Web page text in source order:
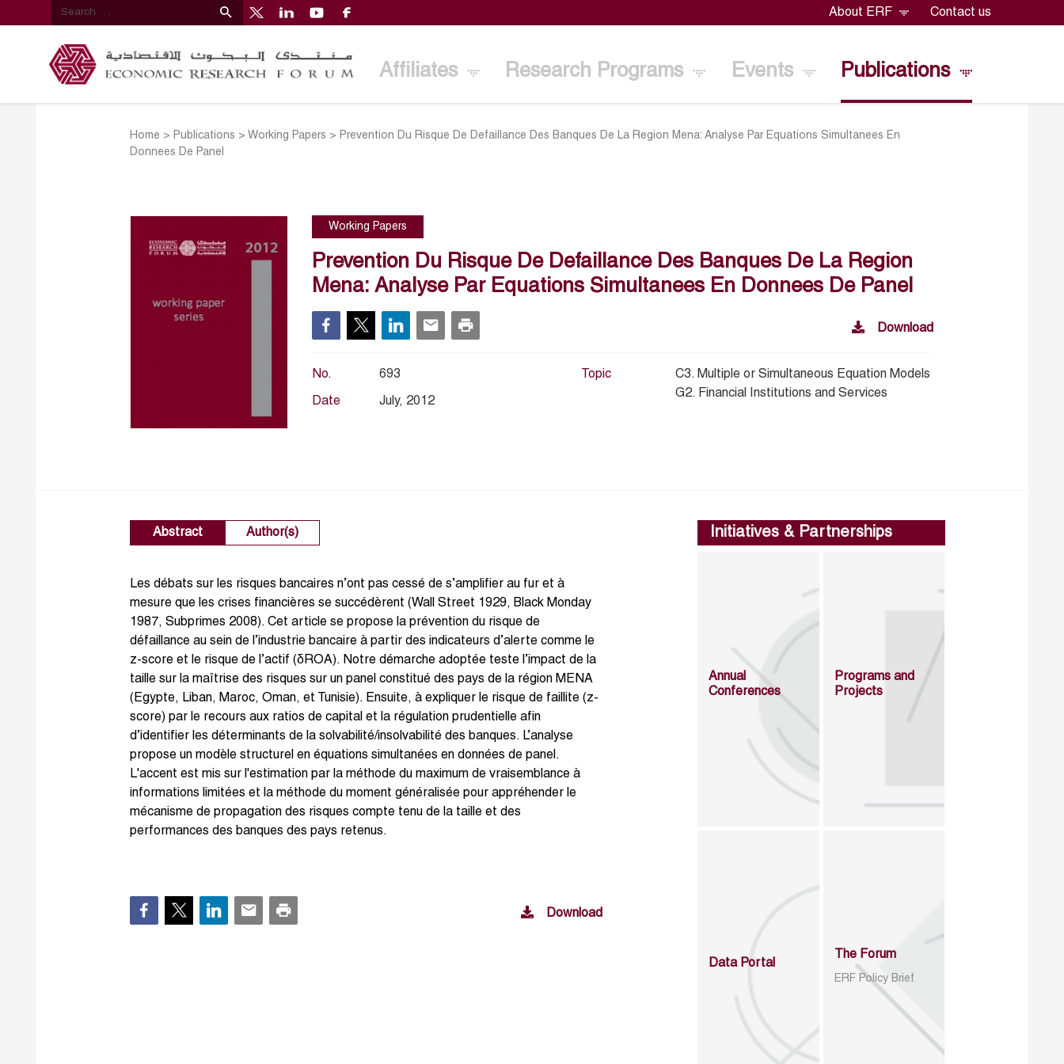
About ERF Contact us
Affiliates Research Programs Events Publications
Home > Publications >Working Papers > Prevention Du Risque De Defaillance Des Banques De La Region Mena: Analyse Par Equations Simultanees En
Donnees De Panel
Working Papers
Prevention Du Risque De Defaillance Des Banques De La Region
Mena: Analyse Par Equations Simultanees En Donnees De Panel
Download
No. 693
Date July, 2012
Topic
C3. Multiple or Simultaneous Equation Models
G2. Financial Institutions and Services
Abstract Author(s)
Les débats sur les risques bancaires n’ont pas cessé de s’amplifier au fur et à
mesure que les crises financières se succédèrent (Wall Street 1929, Black Monday
1987, Subprimes 2008). Cet article se propose la prévention du risque de
défaillance au sein de l’industrie bancaire à partir des indicateurs d’alerte comme le
z-score et le risque de l’actif (δROA). Notre démarche adoptée teste l’impact de la
taille sur la maîtrise des risques sur un panel constitué des pays de la région MENA
(Egypte, Liban, Maroc, Oman, et Tunisie). Ensuite, à expliquer le risque de faillite (z-
score) par le recours aux ratios de capital et la régulation prudentielle afin
d’identifier les déterminants de la solvabilité/insolvabilité des banques. L’analyse
propose un modèle structurel en équations simultanées en données de panel.
L'accent est mis sur l'estimation par la méthode du maximum de vraisemblance à
informations limitées et la méthode du moment généralisée pour appréhender le
mécanisme de propagation des risques compte tenu de la taille et des
performances des banques des pays retenus.
Download
Initiatives & Partnerships
Annual
Conferences
Programs and
Projects
Data Portal
The Forum
ERF Policy Brief